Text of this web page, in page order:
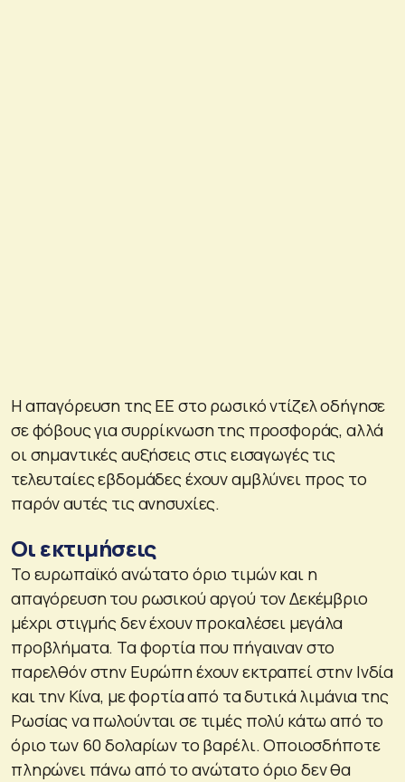
Η απαγόρευση της ΕΕ στο ρωσικό ντίζελ οδήγησε
σε φόβους για συρρίκνωση της προσφοράς, αλλά
οι σημαντικές αυξήσεις στις εισαγωγές τις
τελευταίες εβδομάδες έχουν αμβλύνει προς το
παρόν αυτές τις ανησυχίες.
Οι εκτιμήσεις
Το ευρωπαϊκό ανώτατο όριο τιμών και η
απαγόρευση του ρωσικού αργού τον Δεκέμβριο
μέχρι στιγμής δεν έχουν προκαλέσει μεγάλα
προβλήματα. Τα φορτία που πήγαιναν στο
παρελθόν στην Ευρώπη έχουν εκτραπεί στην Ινδία
και την Κίνα, με φορτία από τα δυτικά λιμάνια της
Ρωσίας να πωλούνται σε τιμές πολύ κάτω από το
όριο των 60 δολαρίων το βαρέλι. Οποιοσδήποτε
πληρώνει πάνω από το ανώτατο όριο δεν θα